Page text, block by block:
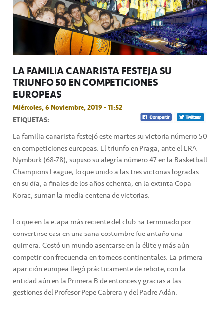
LA FAMILIA CANARISTA FESTEJA SU
TRIUNFO 50 EN COMPETICIONES
EUROPEAS
Miércoles, 6 Noviembre, 2019 - 11:52
ETIQUETAS:
La familia canarista festejó este martes su victoria númerro 50
en competiciones europeas. El triunfo en Praga, ante el ERA
Nymburk (68-78), supuso su alegría número 47 en la Basketball
Champions League, lo que unido a las tres victorias logradas
en su día, a finales de los años ochenta, en la extinta Copa
Korac, suman la media centena de victorias.
Lo que en la etapa más reciente del club ha terminado por
convertirse casi en una sana costumbre fue antaño una
quimera. Costó un mundo asentarse en la élite y más aún
competir con frecuencia en torneos continentales. La primera
aparición europea llegó prácticamente de rebote, con la
entidad aún en la Primera B de entonces y gracias a las
gestiones del Profesor Pepe Cabrera y del Padre Adán.